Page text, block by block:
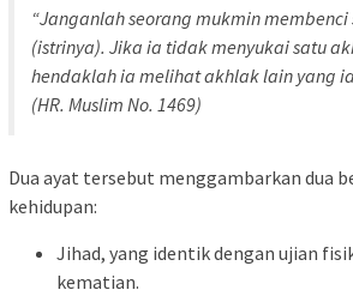
“Janganlah seorang mukmin
(istrinya). Jika ia tidak menyukai satu
hendaklah ia melihat akhlak lain yang
(HR. Muslim No. 1469)
Dua ayat tersebut menggambarkan dua
kehidupan:
Jihad, yang identik dengan ujian
kematian.